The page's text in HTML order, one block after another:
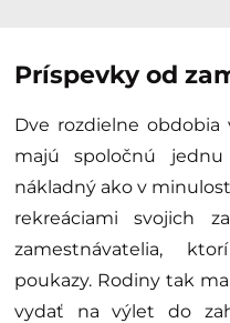
Príspevky od
Dve rozdielne obdobia
majú spoločnú
nákladný ako v
rekreáciami svojich
zamestnávatelia,
poukazy. Rodiny tak
vydať na výlet do